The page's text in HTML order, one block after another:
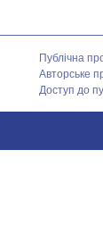
Публічна
Авторське
Доступ до